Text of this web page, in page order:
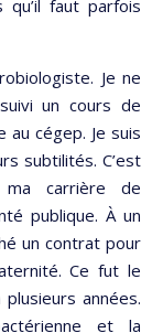
faut parfois
Je ne
un cours de
cégep. Je suis
subtilités. C’est
ma carrière de
publique. À un
un contrat pour
Ce fut le
années.
et la